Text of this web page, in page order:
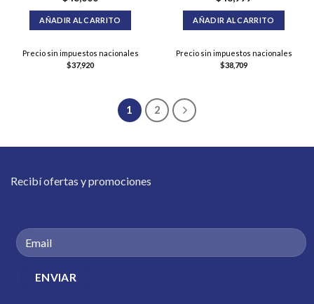
AÑADIR AL CARRITO
Precio sin impuestos nacionales
$37,920
AÑADIR AL CARRITO
Precio sin impuestos nacionales
$38,709
1 2
Recibí ofertas y promociones